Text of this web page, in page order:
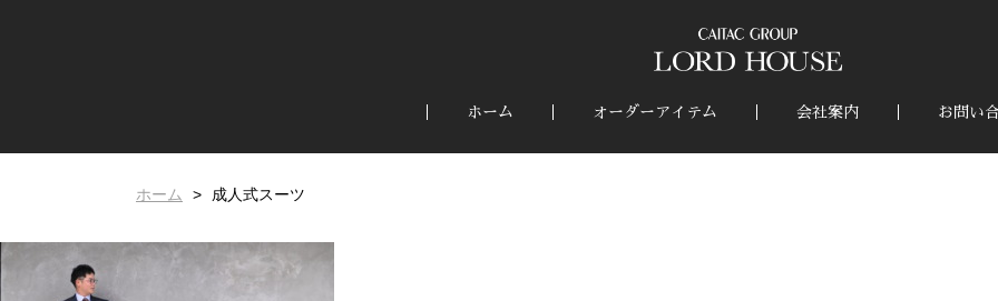
ホーム オーダーアイテム 会社案内 お問い
ホーム 成人式スーツ